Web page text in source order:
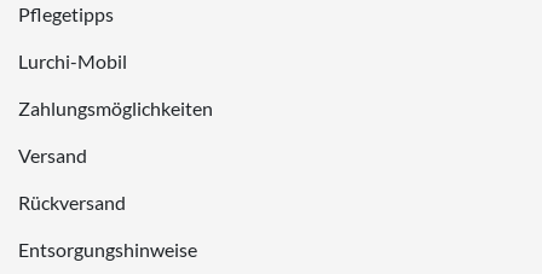
Pflegetipps
Lurchi-Mobil
Zahlungsmöglichkeiten
Versand
Rückversand
Entsorgungshinweise